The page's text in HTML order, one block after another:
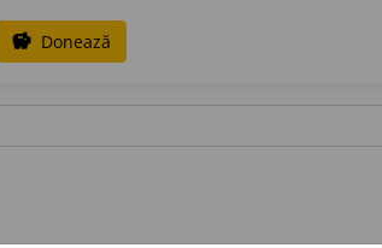
savings Donează